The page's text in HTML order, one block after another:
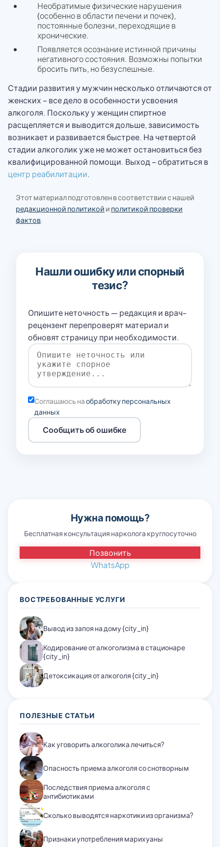
Необратимые физические нарушения
(особенно в области печени и почек),
постоянные болезни, переходящие в
хронические.
Появляется осознание истинной причины
негативного состояния. Возможны попытки
бросить пить, но безуспешные.
Стадии развития у мужчин несколько отличаются от
женских – все дело в особенности усвоения
алкоголя. Поскольку у женщин спиртное
расщепляется и выводится дольше, зависимость
возникает и развивается быстрее. На четвертой
стадии алкоголик уже не может остановиться без
квалифицированной помощи. Выход – обратиться в
центр реабилитации.
Этот материал подготовлен в соответствии с нашей
редакционной политикой и политикой проверки
фактов
Нашли ошибку или спорный
тезис?
Опишите неточность — редакция и врач-
рецензент перепроверят материал и
обновят страницу при необходимости.
Соглашаюсь наобработку персональных
данных
Сообщить об ошибке
Нужна помощь?
Бесплатная консультация нарколога круглосуточно
Позвонить
WhatsApp
ВОСТРЕБОВАННЫЕ УСЛУГИ
Вывод из запоя на дому {city_in}
Кодирование от алкоголизма в стационаре
{city_in}
Детоксикация от алкоголя {city_in}
ПОЛЕЗНЫЕ СТАТЬИ
Как уговорить алкоголика лечиться?
Опасность приема алкоголя со снотворным
Последствия приема алкоголя с
антибиотиками
Сколько выводятся наркотики из организма?
Признаки употребления марихуаны